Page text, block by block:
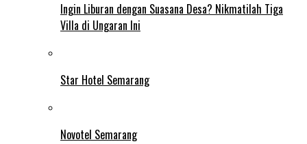
Ingin Liburan dengan Suasana Desa? Nikmatilah Tiga
Villa di Ungaran Ini
Star Hotel Semarang
Novotel Semarang